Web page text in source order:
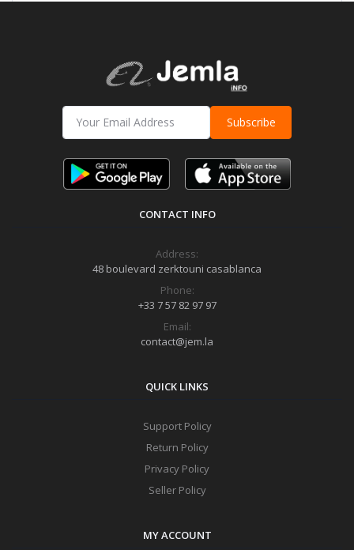
Subscribe
CONTACT INFO
Address:
48 boulevard zerktouni casablanca
Phone:
+33 7 57 82 97 97
Email:
contact@jem.la
QUICK LINKS
Support Policy
Return Policy
Privacy Policy
Seller Policy
MY ACCOUNT